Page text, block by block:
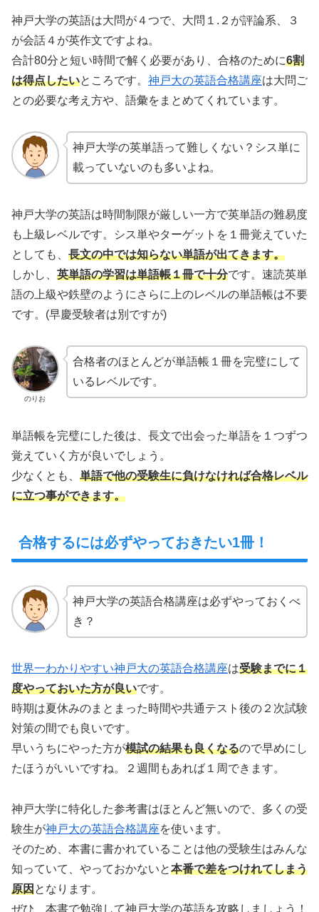
神戸大学の英語は大問が４つで、大問１.２が評論系、３
が会話４が英作文ですよね。
合計80分と短い時間で解く必要があり、合格のために6割
は得点したいところです。 神戸大の英語合格講座は大問ご
との必要な考え方や、語彙をまとめてくれています。
神戸大学の英単語って難しくない？シス単に
載っていないのも多いよね。
神戸大学の英語は時間制限が厳しい一方で英単語の難易度
も上級レベルです。シス単やターゲットを１冊覚えていた
としても、 長文の中では知らない単語が出てきます。
しかし、 英単語の学習は単語帳１冊で十分です。速読英単
語の上級や鉄壁のようにさらに上のレベルの単語帳は不要
です。(早慶受験者は別ですが)
のりお
合格者のほとんどが単語帳１冊を完璧にして
いるレベルです。
単語帳を完璧にした後は、長文で出会った単語を１つずつ
覚えていく方が良いでしょう。
少なくとも、 単語で他の受験生に負けなければ合格レベル
に立つ事ができます。
合格するには必ずやっておきたい1冊！
神戸大学の英語合格講座は必ずやっておくべ
き？
世界一わかりやすい神戸大の英語合格講座は受験までに１
度やっておいた方が良いです。
時期は夏休みのまとまった時間や共通テスト後の２次試験
対策の間でも良いです。
早いうちにやった方が模試の結果も良くなるので早めにし
たほうがいいですね。２週間もあれば１周できます。
神戸大学に特化した参考書はほとんど無いので、多くの受
験生が神戸大の英語合格講座を使います。
そのため、本書に書かれていることは他の受験生はみんな
知っていて、やっておかないと本番で差をつけれてしまう
原因となります。
ぜひ、本書で勉強して神戸大学の英語を攻略しましょう！